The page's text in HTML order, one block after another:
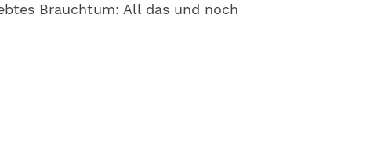
Brauchtum: All das und noch